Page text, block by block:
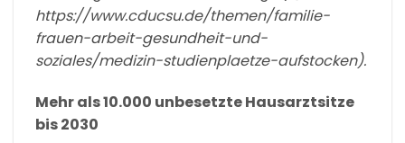
https://www.cducsu.de/themen/familie-
frauen-arbeit-gesundheit-und-
soziales/medizin-studienplaetze-aufstocken).
Mehr als 10.000 unbesetzte Hausarztsitze
bis 2030